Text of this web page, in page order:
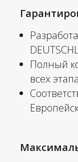
Полный
всех